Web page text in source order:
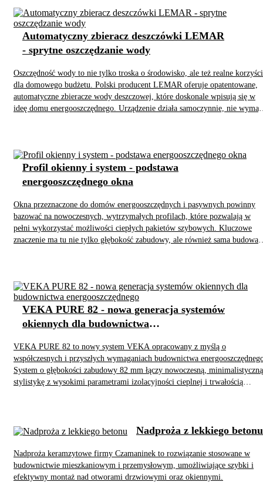
Oszczędność wody to nie tylko troska o środowisko, ale też realne korzyści
dla domowego budżetu. Polski producent LEMAR oferuje opatentowane,
automatyczne zbieracze wody deszczowej, które doskonale wpisują się w
ideę domu energooszczędnego. Urządzenie działa samoczynnie, nie
Automatyczny zbieracz deszczówki LEMAR
- sprytne oszczędzanie wody
Okna przeznaczone do domów energooszczędnych i pasywnych powinny
bazować na nowoczesnych, wytrzymałych profilach, które pozwalają w
pełni wykorzystać możliwości ciepłych pakietów szybowych. Kluczowe
znaczenie ma tu nie tylko głębokość zabudowy, ale również sama budowa
Profil okienny i system - podstawa
energooszczędnego okna
VEKA PURE 82 to nowy system VEKA opracowany z myślą o
współczesnych i przyszłych wymaganiach budownictwa
System o głębokości zabudowy 82 mm łączy nowoczesną, minimalistyczną
stylistykę z wysokimi parametrami izolacyjności cieplnej i trwałością
VEKA PURE 82 - nowa generacja systemów
okiennych dla budownictwa
Nadproża keramzytowe firmy Czamaninek to rozwiązanie stosowane w
budownictwie mieszkaniowym i przemysłowym, umożliwiające szybki i
efektywny montaż nad otworami drzwiowymi oraz okiennymi.
Nadproża z lekkiego betonu